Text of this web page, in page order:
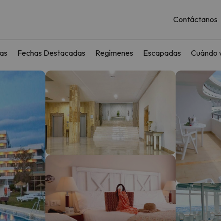
Contáctanos
Fechas Destacadas Regímenes Escapadas Cuándo